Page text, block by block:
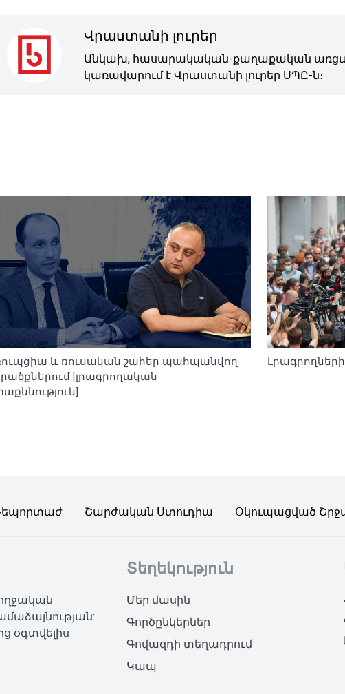
Վրաստանի լուրեր
Անկախ, հասարակական-քաղաքական
կառավարում է Վրաստանի լուրեր ՍՊԸ-ն։
և ռուսական շահեր պահպանվող
[լրագրողական
Շարժական Ստուդիա Օկուպացված
օգտվելիս
Տեղեկություն
Մեր մասին
Գործընկերներ
Գովազդի տեղադրում
Կապ